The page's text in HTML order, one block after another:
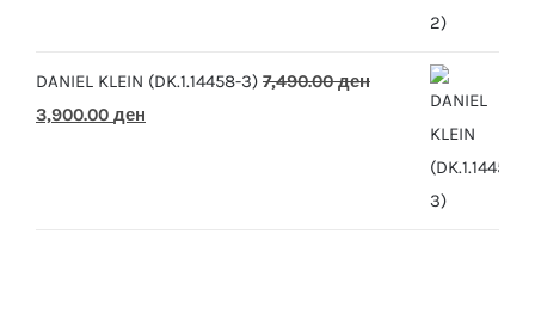
DANIEL KLEIN (DK.1.14458-3) 7,490.00ден
Original
3,900.00 ден